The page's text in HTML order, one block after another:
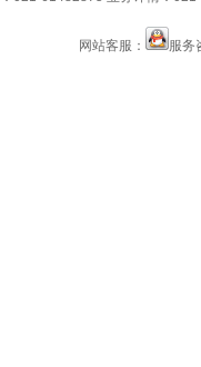
网站客服： 服务